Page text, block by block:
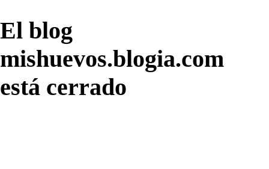
El blog
mishuevos.blogia.com
está cerrado